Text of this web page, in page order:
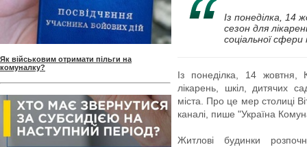
Як військовим отримати пільги на
комуналку?
Із понеділка, 14
сезон для
соціальної сфери
Із понеділка, 14 жовтня,
лікарень, шкіл, дитячих
міста. Про це мер столиці
каналі, пише "Україна
Житлові будинки